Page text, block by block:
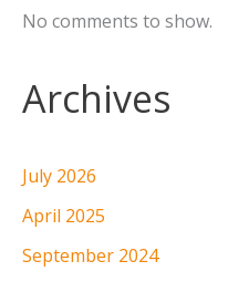
No comments to show.
Archives
July 2026
April 2025
September 2024